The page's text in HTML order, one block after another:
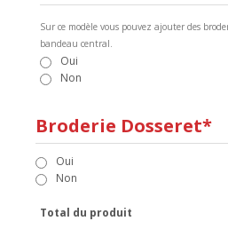
Broderie Dosseret*
Oui
Non
Sur ce modèle vous pouvez ajouter des
bandeau central.
Oui
Non
Total du produit